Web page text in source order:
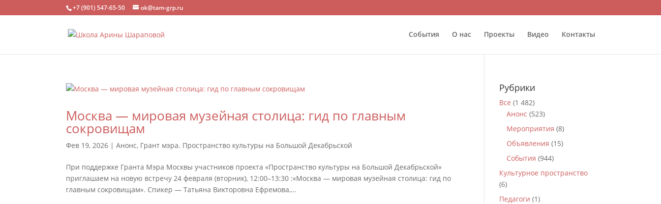
+7 (901) 547-65-50 ok@tam-grp.ru
События О нас Проекты Видео Контакты
Москва — мировая музейная столица: гид по главным
сокровищам
Фев 19, 2026 |Анонс, Грант мэра. Пространство культуры на Большой Декабрьской
При поддержке Гранта Мэра Москвы участников проекта «Пространство культуры на Большой Декабрьской»
приглашаем на новую встречу 24 февраля (вторник), 12:00–13:30 :«Москва — мировая музейная столица: гид по
главным сокровищам». Спикер — Татьяна Викторовна Ефремова,...
Рубрики
Все (1 482)
Анонс (523)
Мероприятия (8)
Объявления (15)
События (944)
Культурное пространство
(6)
Педагоги (1)